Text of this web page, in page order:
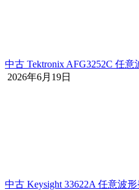
中古 Tektronix AFG3252C 任
2026年6月19日
中古 Keysight 33622A 任意波